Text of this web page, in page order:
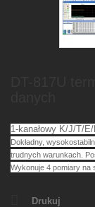
1-kanałowy K/J/T/
Dokładny,
trudnych warunkach.
Wykonuje 4 pomiary na
Drukuj